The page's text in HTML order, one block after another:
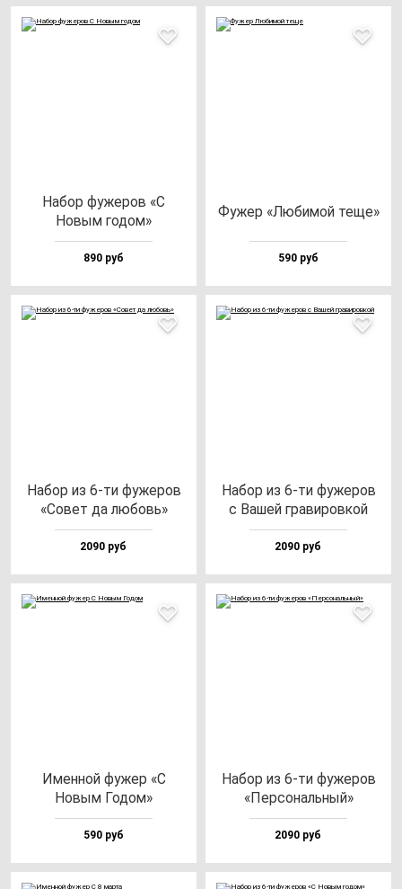
Набор фу­же­ров «С
Новым го­дом»
890 руб
Фужер «Люби­мой те­ще»
590 руб
Набор из 6-ти фу­же­ров
«Совет да лю­бовь»
2090 руб
Набор из 6-ти фу­же­ров
с Вашей гра­ви­ров­кой
2090 руб
Имен­ной фу­жер «С
Новым Годом»
590 руб
Набор из 6-ти фу­же­ров
«Пер­со­наль­ный»
2090 руб